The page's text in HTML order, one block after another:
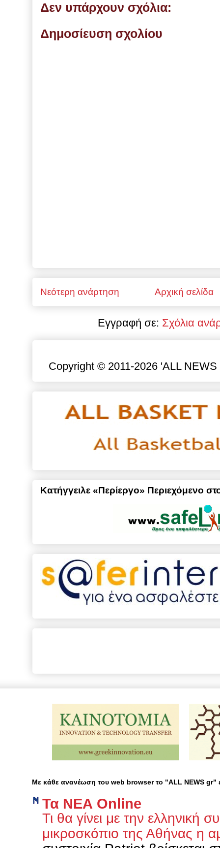
Δεν υπάρχουν σχόλια:
Δημοσίευση σχολίου
Νεότερη ανάρτηση Αρχική σελίδα
Εγγραφή σε: Σχόλια
Copyright © 2011-2026 'ALL
Κατήγγειλε «Περίεργο» Περιεχόμενο
Με κάθε ανανέωση του web browser το "ALL NEWS gr"
Τα ΝΕΑ Οnline
Τι θα γίνει με την ελληνική
μικροσκόπιο της Αθήνας η